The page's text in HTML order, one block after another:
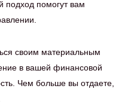
подход помогут вам
своим материальным
в вашей финансовой
Чем больше вы отдаете,